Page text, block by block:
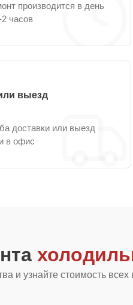
производится в день
2 часов
выезд
доставки или выезд
в офис
и узнайте стоимость всех